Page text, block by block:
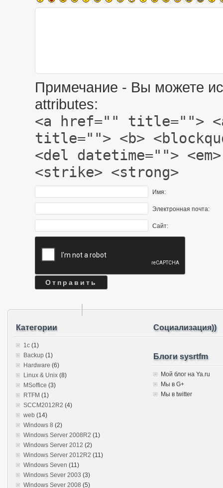
Примечание - Вы можете
attributes:
<a href="" title="">
title=""> <b>
<del datetime="">
<strike> <strong>
Имя:
Электронная почта:
Сайт:
Категории
1c (1)
Backup (1)
Hardware (6)
Linux & Unix (8)
MSoffice (3)
RTFM (1)
SCCM2012R2 (4)
web (14)
Windows 8 (2)
Windows Server 2008R2 (1)
Windows Server 2012 (2)
Windows Server 2012R2 (11)
Windows Seven (11)
Windows Sever 2003 (3)
Windows Sever 2008 (5)
Социализация))
Блоги sysrtfm
Мой блог на Ya.ru
Мы в G+
Мы в twitter